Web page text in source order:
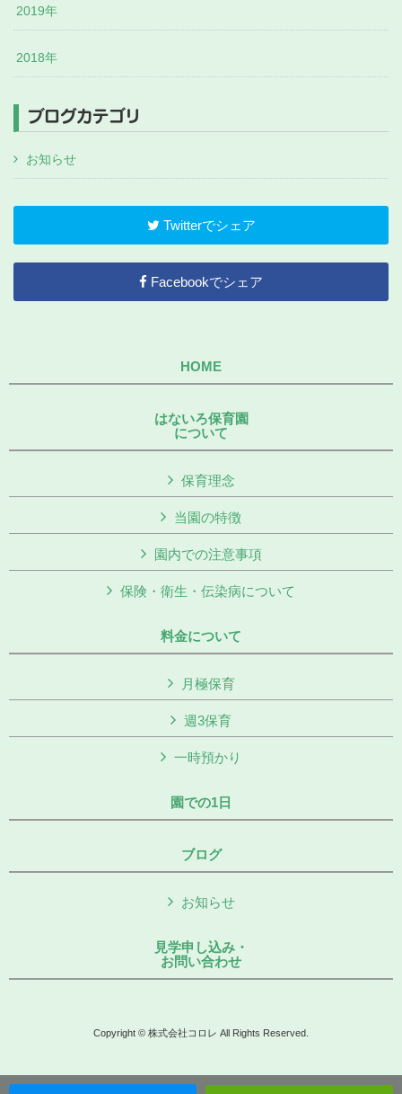
2019年
2018年
ブログカテゴリ
お知らせ
Twitterでシェア
Facebookでシェア
HOME
はないろ保育園
について
保育理念
当園の特徴
園内での注意事項
保険・衛生・伝染病について
料金について
月極保育
週3保育
一時預かり
園での1日
ブログ
お知らせ
見学申し込み・
お問い合わせ
Copyright © 株式会社コロレ All Rights Reserved.